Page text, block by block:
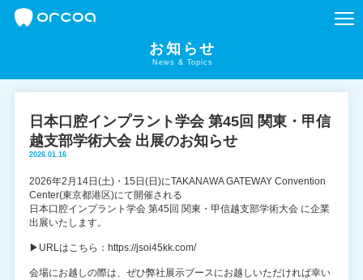
お知らせ
News & Topics
日本口腔インプラント学会 第45回 関東・甲信
越支部学術大会 出展のお知らせ
2026.01.16
2026年2月14日(土)・15日(日)にTAKANAWA GATEWAY Convention
Center(東京都港区)にて開催される
日本口腔インプラント学会 第45回 関東・甲信越支部学術大会 に企業
出展いたします。
▶ URLはこちら：https://jsoi45kk.com/
会場にお越しの際は、ぜひ弊社展示ブースにお越しいただければ幸い